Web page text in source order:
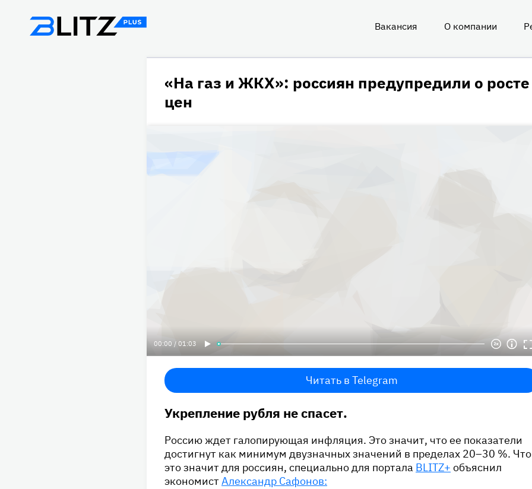
Вакансия О компании
«На газ и ЖКХ»: россиян предупредили о росте
цен
00:00 / 01:03
Читать в Telegram
Укрепление рубля не спасет.
Россию ждет галопирующая инфляция. Это значит, что ее показатели
достигнут как минимум двузначных значений в пределах 20–30 %. Что
это значит для россиян, специально для портала BLITZ+ объяснил
экономистАлександр Сафонов: